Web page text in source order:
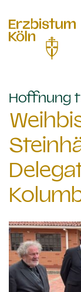
Hoffnung